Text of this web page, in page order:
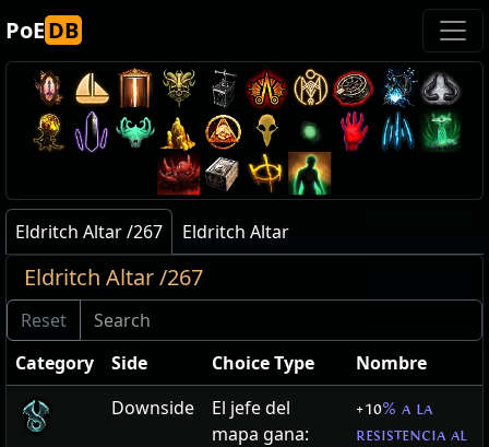
PoEDB
Eldritch Altar /267 Eldritch Altar
Eldritch Altar /267
Category Side Choice Type
Nombre
Downside
El jefe del
mapa gana:
+10% a la
resistencia al